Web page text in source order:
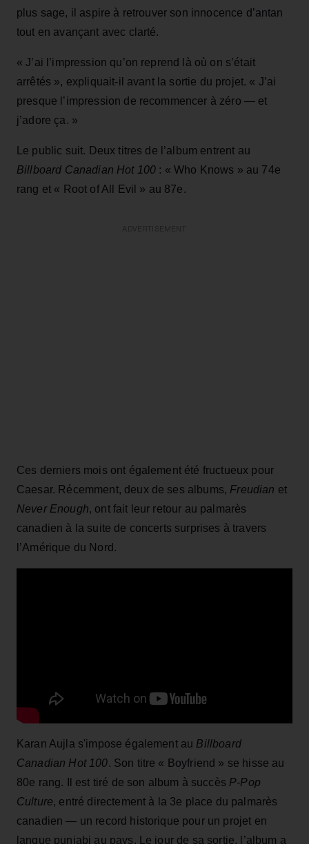
plus sage, il aspire à retrouver son innocence d’antan
tout en avançant avec clarté.
« J’ai l’impression qu’on reprend là où on s’était
arrêtés », expliquait-il avant la sortie du projet. « J’ai
presque l’impression de recommencer à zéro — et
j’adore ça. »
Le public suit. Deux titres de l’album entrent au
Billboard Canadian Hot 100 : « Who Knows » au 74e
rang et « Root of All Evil » au 87e.
Ces derniers mois ont également été fructueux pour
Caesar. Récemment, deux de ses albums, Freudian et
Never Enough, ont fait leur retour au palmarès
canadien à la suite de concerts surprises à travers
l’Amérique du Nord.
Karan Aujla s'impose également au Billboard
Canadian Hot 100. Son titre « Boyfriend » se hisse au
80e rang. Il est tiré de son album à succès P-Pop
Culture, entré directement à la 3e place du palmarès
canadien — un record historique pour un projet en
langue punjabi au pays. Le jour de sa sortie, l’album a